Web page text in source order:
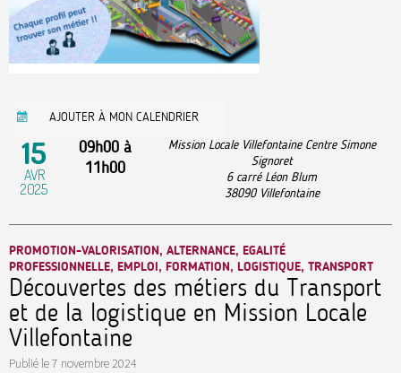
AJOUTER À MON CALENDRIER
15
AVR
2025
09h00 à
11h00
Mission Locale Villefontaine Centre Simone
Signoret
6 carré Léon Blum
38090 Villefontaine
PROMOTION-VALORISATION, ALTERNANCE, EGALITÉ
PROFESSIONNELLE, EMPLOI, FORMATION, LOGISTIQUE, TRANSPORT
Découvertes des métiers du Transport
et de la logistique en Mission Locale
Villefontaine
Publié le7 novembre 2024